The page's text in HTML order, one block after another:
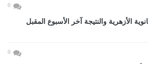
0
الأزهرية والنتيجة آخر الأسبوع المقبل
0